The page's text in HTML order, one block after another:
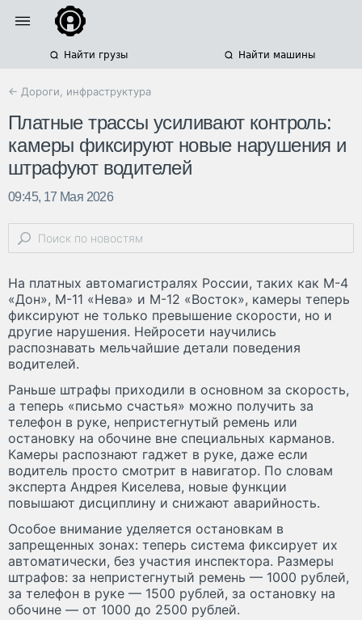
Найти грузы Найти машины
← Дороги, инфраструктура
Платные трассы усиливают контроль:
камеры фиксируют новые нарушения и
штрафуют водителей
09:45, 17 Мая 2026
На платных автомагистралях России, таких как М-4
«Дон», М-11 «Нева» и М-12 «Восток», камеры теперь
фиксируют не только превышение скорости, но и
другие нарушения. Нейросети научились
распознавать мельчайшие детали поведения
водителей.
Раньше штрафы приходили в основном за скорость,
а теперь «письмо счастья» можно получить за
телефон в руке, непристегнутый ремень или
остановку на обочине вне специальных карманов.
Камеры распознают гаджет в руке, даже если
водитель просто смотрит в навигатор. По словам
эксперта Андрея Киселева, новые функции
повышают дисциплину и снижают аварийность.
Особое внимание уделяется остановкам в
запрещенных зонах: теперь система фиксирует их
автоматически, без участия инспектора. Размеры
штрафов: за непристегнутый ремень — 1000 рублей,
за телефон в руке — 1500 рублей, за остановку на
обочине — от 1000 до 2500 рублей.